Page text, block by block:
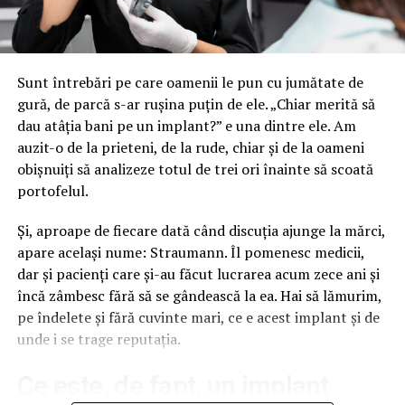
cofetăria din colț sau panoul direcțional al service-ului
de pe drumul de centură. Segmentul acela nu apare în
Cifrele pieței spun o poveste, strada
spune alta
Rapoartele de industrie măsoară tranzacții, nu
vizibilitate. Un business de cartier care își printează un
banner și îl agață pe propria fațadă nu generează nicio
linie într-un studiu de piață, deși generează exact ce
contează, expunere zilnică repetată în fața publicului
potrivit. Diferența dintre cele două lumi e atât de mare
încât concluziile trase pentru una nu se aplică celeilalte.
Ce s-a schimbat cu adevărat e componenta digitală.
Sunt întrebări pe care oamenii le pun cu jumătate de
gură, de parcă s-ar rușina puțin de ele. „Chiar merită să
dau atâția bani pe un implant?” e una dintre ele. Am
auzit-o de la prieteni, de la rude, chiar și de la oameni
obișnuiți să analizeze totul de trei ori înainte să scoată
portofelul.
Și, aproape de fiecare dată când discuția ajunge la mărci,
apare același nume: Straumann. Îl pomenesc medicii,
dar și pacienți care și-au făcut lucrarea acum zece ani și
încă zâmbesc fără să se gândească la ea. Hai să lămurim,
pe îndelete și fără cuvinte mari, ce e acest implant și de
unde i se trage reputația.